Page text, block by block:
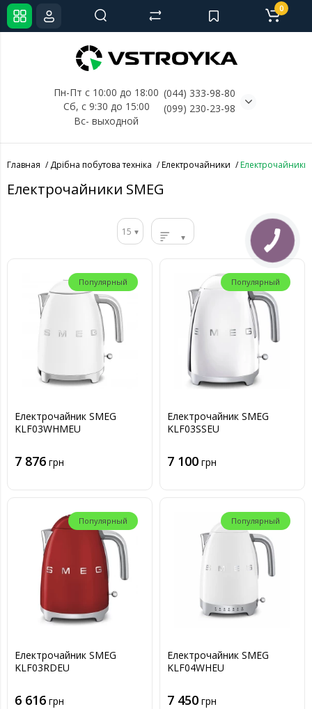
Пн-Пт с 10:00 до 18:00
Сб, с 9:30 до 15:00
Вс- выходной
(044) 333-98-80
(099) 230-23-98
0
Главная Дрібна побутова техніка Електрочайники Електрочайники
Електрочайники SMEG
15
Популярный
Електрочайник SMEG
KLF03WHMEU
7 876 грн
Популярный
Електрочайник SMEG
KLF03SSEU
7 100 грн
Популярный
Електрочайник SMEG
KLF03RDEU
6 616 грн
Популярный
Електрочайник SMEG
KLF04WHEU
7 450 грн